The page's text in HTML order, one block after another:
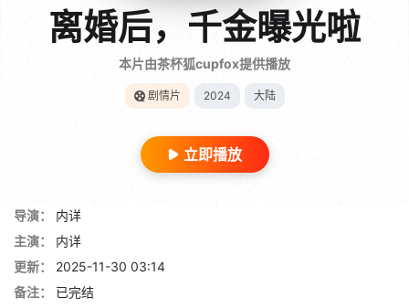
离婚后，千金曝光啦
本片由茶杯狐cupfox提供播放
剧情片 2024 大陆
立即播放
导演：
内详
主演：
内详
更新：
2025-11-30 03:14
备注：
已完结